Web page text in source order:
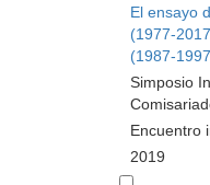
El ensayo
(1977-
(1987-
Simposio
Encuentro
2019